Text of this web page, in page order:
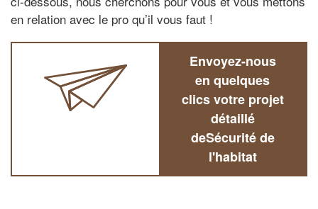
en relation avec le pro qu’il vous faut !
Envoyez-nous
en quelques
clics votre projet
détaillé
deSécurité de
l'habitat